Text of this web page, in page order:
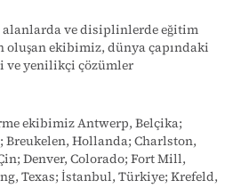
alanlarda ve disiplinlerde eğitim
oluşan ekibimiz, dünya çapındaki
ve yenilikçi çözümler
ekibimizAntwerp, Belçika;
Breukelen, Hollanda; Charlston,
Denver, Colorado; Fort Mill,
Texas; İstanbul, Türkiye; Krefeld,